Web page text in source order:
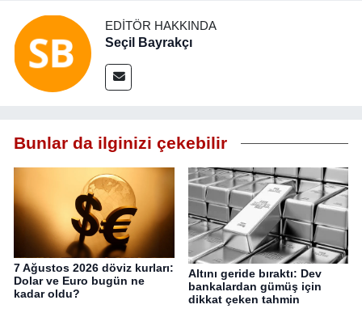
EDITÖR HAKKINDA
Seçil Bayrakçı
Bunlar da ilginizi çekebilir
7 Ağustos 2026 döviz kurları:
Dolar ve Euro bugün ne
kadar oldu?
Altını geride bıraktı: Dev
bankalardan gümüş için
dikkat çeken tahmin